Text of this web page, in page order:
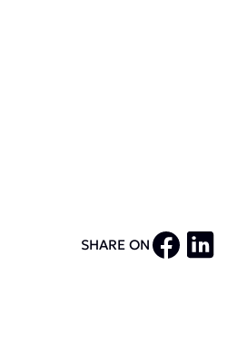
SHARE ON